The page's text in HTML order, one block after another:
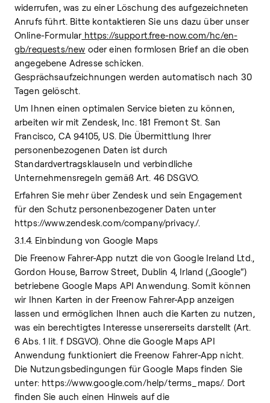
widerrufen, was zu einer Löschung des aufgezeichneten
Anrufs führt. Bitte kontaktieren Sie uns dazu über unser
Online-Formularhttps://support.free-now.com/hc/en-
gb/requests/new oder einen formlosen Brief an die oben
angegebene Adresse schicken.
Gesprächsaufzeichnungen werden automatisch nach 30
Tagen gelöscht.
Um Ihnen einen optimalen Service bieten zu können,
arbeiten wir mit Zendesk, Inc. 181 Fremont St. San
Francisco, CA 94105, US. Die Übermittlung Ihrer
personenbezogenen Daten ist durch
Standardvertragsklauseln und verbindliche
Unternehmensregeln gemäß Art. 46 DSGVO.
Erfahren Sie mehr über Zendesk und sein Engagement
für den Schutz personenbezogener Daten unter
https://www.zendesk.com/company/privacy./.
3.1.4. Einbindung von Google Maps
Die Freenow Fahrer-App nutzt die von Google Ireland Ltd.,
Gordon House, Barrow Street, Dublin 4, Irland („Google“)
betriebene Google Maps API Anwendung. Somit können
wir Ihnen Karten in der Freenow Fahrer-App anzeigen
lassen und ermöglichen Ihnen auch die Karten zu nutzen,
was ein berechtigtes Interesse unsererseits darstellt (Art.
6 Abs. 1 lit. f DSGVO). Ohne die Google Maps API
Anwendung funktioniert die Freenow Fahrer-App nicht.
Die Nutzungsbedingungen für Google Maps finden Sie
unter: https://www.google.com/help/terms_maps/. Dort
finden Sie auch einen Hinweis auf die